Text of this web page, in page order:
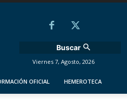
Buscar
Viernes 7, Agosto, 2026
OFICIAL HEMEROTECA